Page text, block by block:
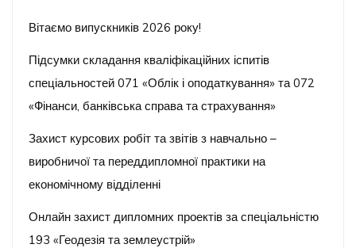
Вітаємо випускників 2026 року!
Підсумки складання кваліфікаційних іспитів
спеціальностей 071 «Облік і оподаткування» та 072
«Фінанси, банківська справа та страхування»
Захист курсових робіт та звітів з навчально –
виробничої та переддипломної практики на
економічному відділенні
Онлайн захист дипломних проектів за спеціальністю
193 «Геодезія та землеустрій»